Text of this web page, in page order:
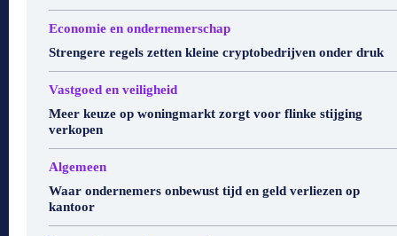
Economie en ondernemerschap
Strengere regels zetten kleine cryptobedrijven onder druk
Vastgoed en veiligheid
Meer keuze op woningmarkt zorgt voor flinke stijging
verkopen
Algemeen
Waar ondernemers onbewust tijd en geld verliezen op
kantoor